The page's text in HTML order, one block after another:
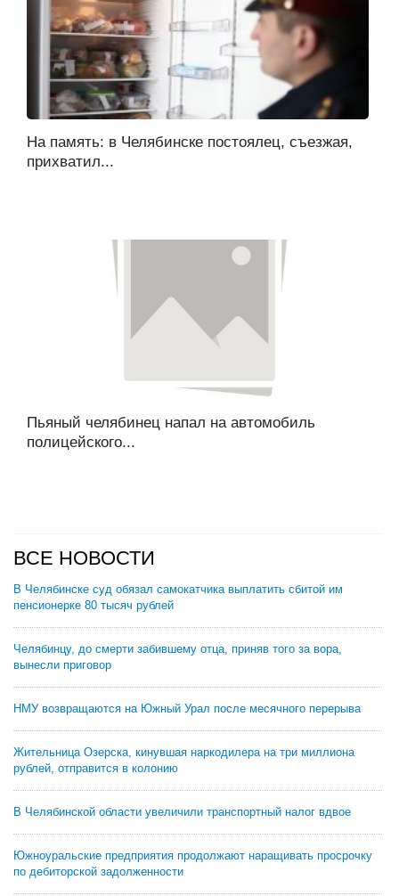
На память: в Челябинске постоялец, съезжая,
прихватил...
Пьяный челябинец напал на автомобиль
полицейского...
ВСЕ НОВОСТИ
В Челябинске суд обязал самокатчика выплатить сбитой им
пенсионерке 80 тысяч рублей
Челябинцу, до смерти забившему отца, приняв того за вора,
вынесли приговор
НМУ возвращаются на Южный Урал после месячного перерыва
Жительница Озерска, кинувшая наркодилера на три миллиона
рублей, отправится в колонию
В Челябинской области увеличили транспортный налог вдвое
Южноуральские предприятия продолжают наращивать просрочку
по дебиторской задолженности